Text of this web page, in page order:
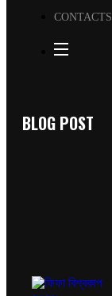
CONTACTS
BLOG POST